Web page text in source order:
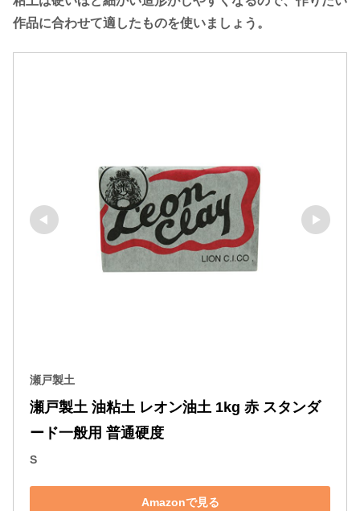
作品に合わせて適したものを使いましょう。
瀬戸製土
瀬戸製土 油粘土 レオン油土 1kg 赤 スタンダ
ード一般用 普通硬度
S
Amazonで見る